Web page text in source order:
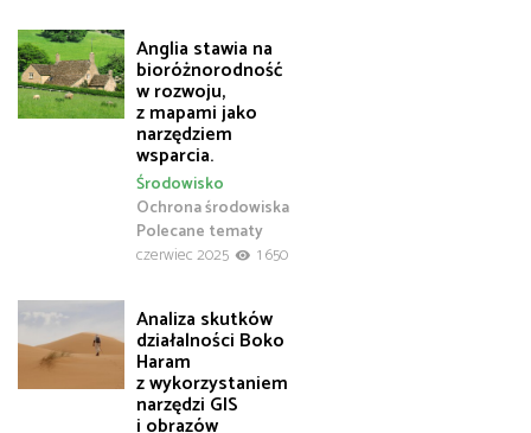
Anglia stawia na
bioróżnorodność
w rozwoju,
z mapami jako
narzędziem
wsparcia.
Ochrona środowiska
Polecane tematy
Środowisko
czerwiec 2025 1 650
Analiza skutków
działalności Boko
Haram
z wykorzystaniem
narzędzi GIS
i obrazów